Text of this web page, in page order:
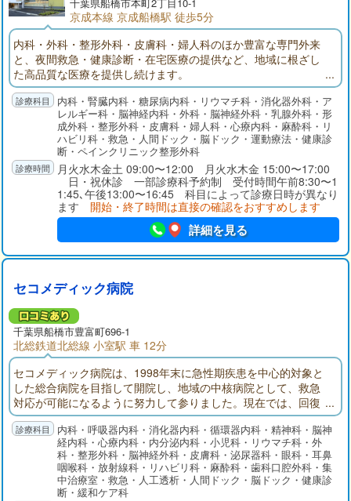
京成本線 京成船橋駅 徒歩5分
内科・外科・整形外科・皮膚科・婦人科のほか豊富な専門外来
と、夜間救急・健康診断・在宅医療の提供など、地域に根ざし
た高品質な医療を提供し続けます。
内科・腎臓内科・糖尿病内科・リウマチ科・消化器外科・ア
レルギー科・脳神経内科・外科・脳神経外科・乳腺外科・形
成外科・整形外科・皮膚科・婦人科・心療内科・麻酔科・リ
ハビリ科・救急・人間ドック・脳ドック・運動療法・健康診
断・ペインクリニック整形外科
月火水木金土 09:00〜12:00 月火水木金 15:00〜17:00
日・祝休診 一部診療科予約制 受付時間午前8:30〜1
1:45､午後13:00〜16:45 科目によって診療日時が異なり
ます 開始・終了時間は直接の確認をおすすめします
詳細を見る
セコメディック病院
千葉県船橋市豊富町696-1
北総鉄道北総線 小室駅 車 12分
セコメディック病院は、1998年末に急性期疾患を中心的対象と
した総合病院を目指して開院し、地域の中核病院として、救急
対応が可能になるように努力して参りました。現在では、回復
期リハビリテーション病棟、地域包括ケア病棟を備え、在宅医
療にも注力しております。
内科・呼吸器内科・消化器内科・循環器内科・精神科・脳神
経内科・心療内科・内分泌内科・小児科・リウマチ科・外
科・整形外科・脳神経外科・皮膚科・泌尿器科・眼科・耳鼻
咽喉科・放射線科・リハビリ科・麻酔科・歯科口腔外科・集
中治療室・救急・人工透析・人間ドック・脳ドック・健康診
断・緩和ケア科